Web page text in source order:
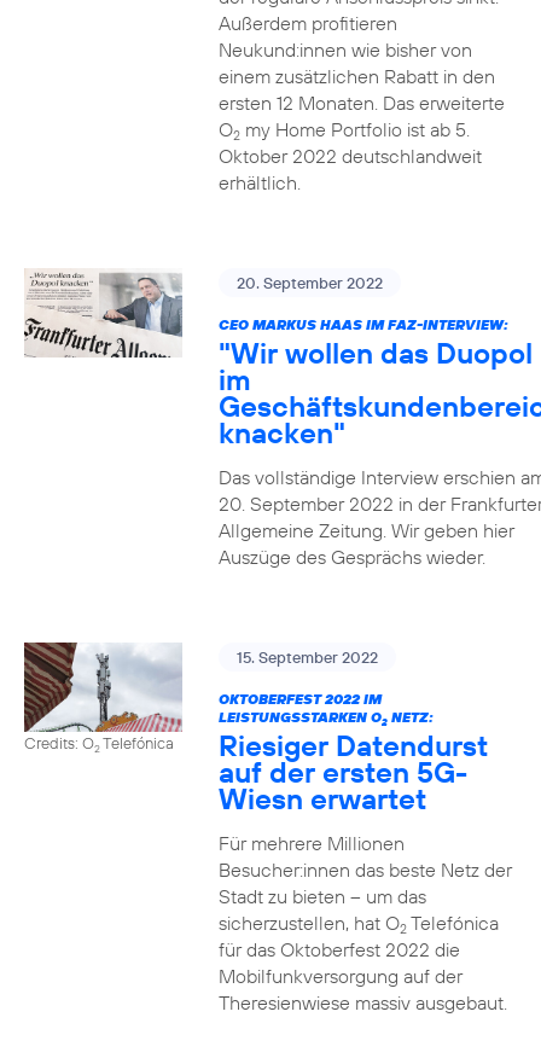
Außerdem profitieren
Neukund:innen wie bisher von
einem zusätzlichen Rabatt in den
ersten 12 Monaten. Das erweiterte
O2my Home Portfolio ist ab 5.
Oktober 2022 deutschlandweit
erhältlich.
20. September 2022
CEO MARKUS HAAS IM FAZ-INTERVIEW:
"Wir wollen das Duopol
im
knacken"
Das vollständige Interview erschien
20. September 2022 in der
Allgemeine Zeitung. Wir geben hier
Auszüge des Gesprächs wieder.
Credits: O2Telefónica
15. September 2022
OKTOBERFEST 2022 IM
LEISTUNGSSTARKEN O2NETZ:
Riesiger Datendurst
auf der ersten 5G-
Wiesn erwartet
Für mehrere Millionen
Besucher:innen das beste Netz der
Stadt zu bieten – um das
sicherzustellen, hat O2Telefónica
für das Oktoberfest 2022 die
Mobilfunkversorgung auf der
Theresienwiese massiv ausgebaut.